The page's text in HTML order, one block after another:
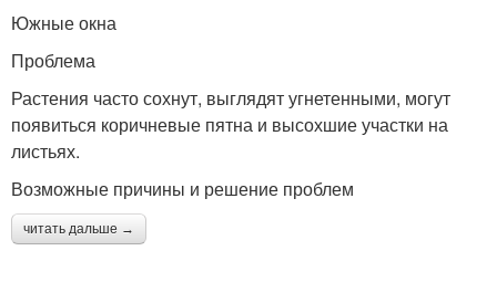
Южные окна
Проблема
Растения часто сохнут, выглядят угнетенными, могут
появиться коричневые пятна и высохшие участки на
листьях.
Возможные причины и решение проблем
читать дальше →